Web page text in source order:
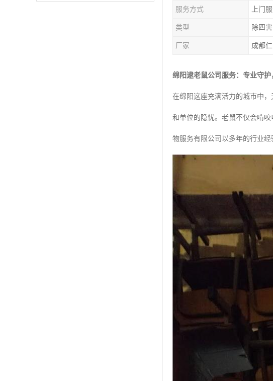
服务方式 上门
类型 除四害
厂家 成都
绵阳逮老鼠公司服务：专业守
在绵阳这座充满活力的城市中
和单位的隐忧。老鼠不仅会啃
物服务有限公司以多年的行业